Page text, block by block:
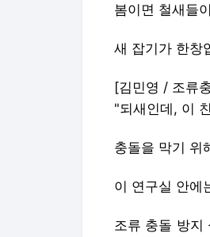
봄이면 철새들
새 잡기가 한창
[김민영 / 조류
"되새인데, 이
충돌을 막기 위
이 연구실 안에
조류 충돌 방지